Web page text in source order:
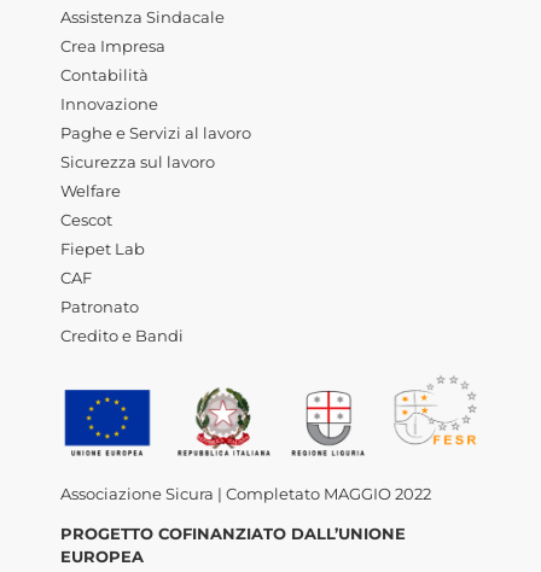
Assistenza Sindacale
Crea Impresa
Contabilità
Innovazione
Paghe e Servizi al lavoro
Sicurezza sul lavoro
Welfare
Cescot
Fiepet Lab
CAF
Patronato
Credito e Bandi
Associazione Sicura | Completato MAGGIO 2022
PROGETTO COFINANZIATO DALL’UNIONE
EUROPEA